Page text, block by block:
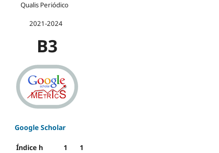
Qualis Periódico
2021-2024
B3
Google Scholar
Índice h 1
1